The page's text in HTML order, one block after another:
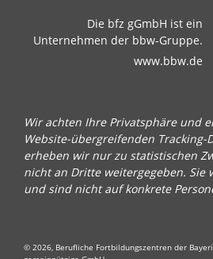
Die bfz gGmbH ist ein
Unternehmen der bbw-Gruppe.
www.bbw.de
Wir achten Ihre Privatsphäre und
Website-übergreifenden Tracking-
erheben wir nur zu statistischen
nicht an Dritte weitergegeben. Sie
und sind nicht auf konkrete
© 2026, Berufliche Fortbildungszentren der